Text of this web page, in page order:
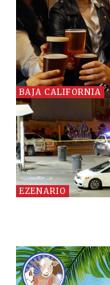
BAJA CALIFORNIA
EZENARIO